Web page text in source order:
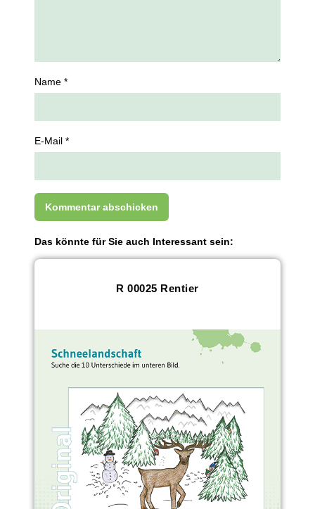
Name *
E-Mail *
Das könnte für Sie auch Interessant sein:
R 00025 Rentier